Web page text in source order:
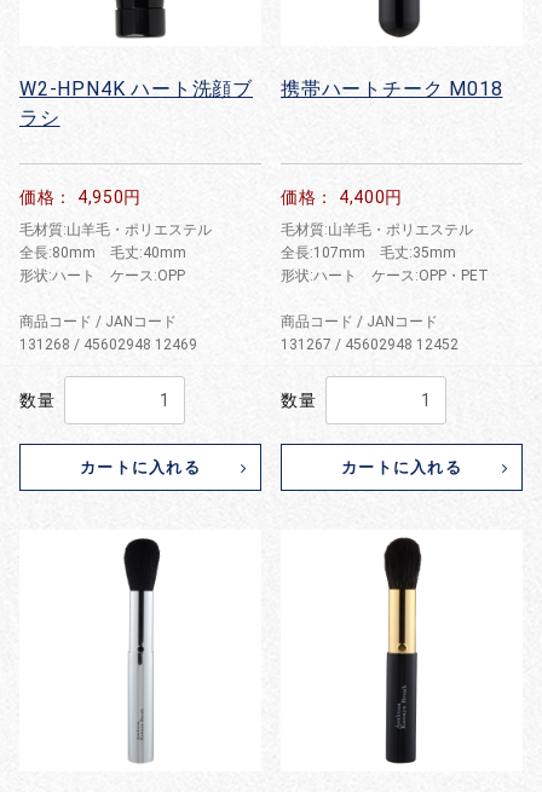
W2-HPN4K ハート洗顔ブ
ラシ
価格： 4,950円
毛材質:山羊毛・ポリエステル
全長:80mm 毛丈:40mm
形状:ハート ケース:OPP
商品コード / JANコード
131268 / 45602948 12469
数量
カートに入れる
携帯ハートチーク M018
価格： 4,400円
毛材質:山羊毛・ポリエステル
全長:107mm 毛丈:35mm
形状:ハート ケース:OPP・PET
商品コード / JANコード
131267 / 45602948 12452
数量
カートに入れる